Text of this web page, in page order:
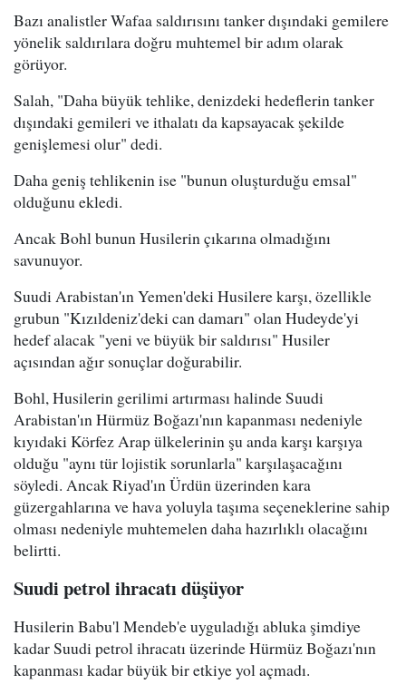
Bazı analistler Wafaa saldırısını tanker dışındaki gemilere
yönelik saldırılara doğru muhtemel bir adım olarak
görüyor.
Salah, "Daha büyük tehlike, denizdeki hedeflerin tanker
dışındaki gemileri ve ithalatı da kapsayacak şekilde
genişlemesi olur" dedi.
Daha geniş tehlikenin ise "bunun oluşturduğu emsal"
olduğunu ekledi.
Ancak Bohl bunun Husilerin çıkarına olmadığını
savunuyor.
Suudi Arabistan'ın Yemen'deki Husilere karşı, özellikle
grubun "Kızıldeniz'deki can damarı" olan Hudeyde'yi
hedef alacak "yeni ve büyük bir saldırısı" Husiler
açısından ağır sonuçlar doğurabilir.
Bohl, Husilerin gerilimi artırması halinde Suudi
Arabistan'ın Hürmüz Boğazı'nın kapanması nedeniyle
kıyıdaki Körfez Arap ülkelerinin şu anda karşı karşıya
olduğu "aynı tür lojistik sorunlarla" karşılaşacağını
söyledi. Ancak Riyad'ın Ürdün üzerinden kara
güzergahlarına ve hava yoluyla taşıma seçeneklerine sahip
olması nedeniyle muhtemelen daha hazırlıklı olacağını
belirtti.
Suudi petrol ihracatı düşüyor
Husilerin Babu'l Mendeb'e uyguladığı abluka şimdiye
kadar Suudi petrol ihracatı üzerinde Hürmüz Boğazı'nın
kapanması kadar büyük bir etkiye yol açmadı.